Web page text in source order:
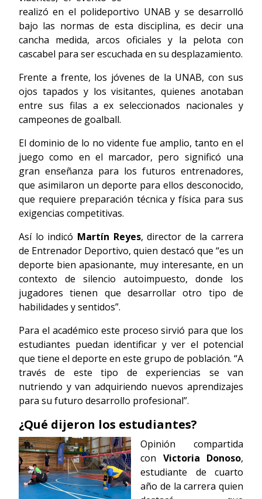
realizó en el polideportivo UNAB y se desarrolló
bajo las normas de esta disciplina, es decir una
cancha medida, arcos oficiales y la pelota con
cascabel para ser escuchada en su desplazamiento.
Frente a frente, los jóvenes de la UNAB, con sus
ojos tapados y los visitantes, quienes anotaban
entre sus filas a ex seleccionados nacionales y
campeones de goalball.
El dominio de lo no vidente fue amplio, tanto en el
juego como en el marcador, pero significó una
gran enseñanza para los futuros entrenadores,
que asimilaron un deporte para ellos desconocido,
que requiere preparación técnica y física para sus
exigencias competitivas.
Así lo indicó Martín Reyes, director de la carrera
de Entrenador Deportivo, quien destacó que “es un
deporte bien apasionante, muy interesante, en un
contexto de silencio autoimpuesto, donde los
jugadores tienen que desarrollar otro tipo de
habilidades y sentidos”.
Para el académico este proceso sirvió para que los
estudiantes puedan identificar y ver el potencial
que tiene el deporte en este grupo de población. “A
través de este tipo de experiencias se van
nutriendo y van adquiriendo nuevos aprendizajes
para su futuro desarrollo profesional”.
¿Qué dijeron los estudiantes?
Opinión compartida
con Victoria Donoso,
estudiante de cuarto
año de la carrera quien